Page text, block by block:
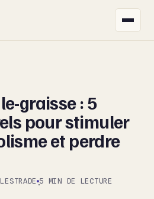
graisse : 5
pour stimuler
et perdre
·5 MIN DE LECTURE